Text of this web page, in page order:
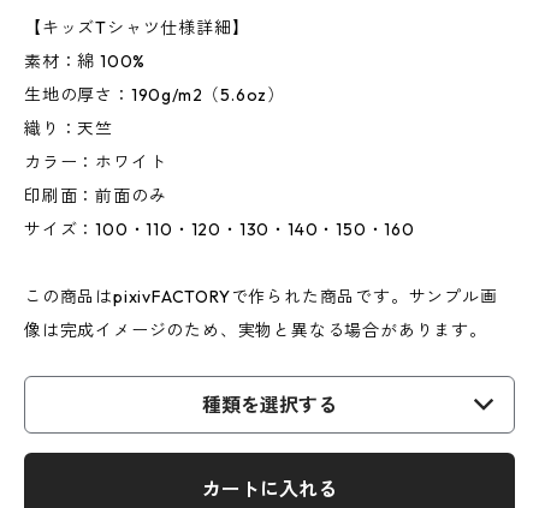
【キッズTシャツ仕様詳細】
素材：綿 100%
生地の厚さ：190g/m2（5.6oz）
織り：天竺
カラー：ホワイト
印刷面：前面のみ
サイズ：100・110・120・130・140・150・160
この商品はpixivFACTORYで作られた商品です。サンプル画
像は完成イメージのため、実物と異なる場合があります。
種類を選択する
カートに入れる